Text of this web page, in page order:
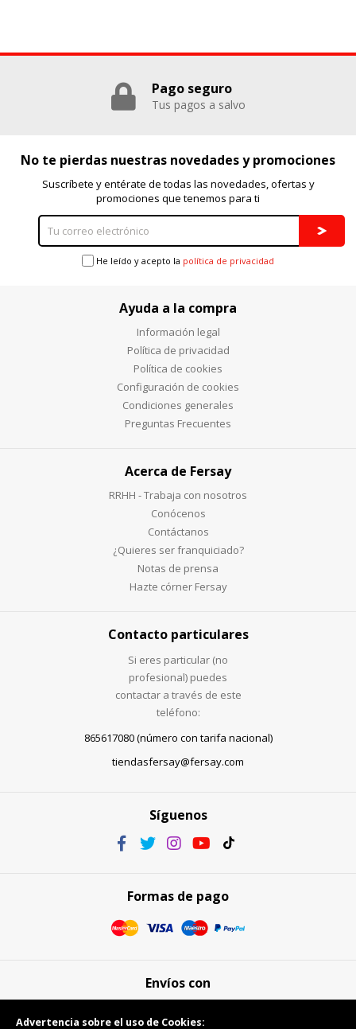
Pago seguro
Tus pagos a salvo
No te pierdas nuestras novedades y promociones
Suscríbete y entérate de todas las novedades, ofertas y
promociones que tenemos para ti
He leído y acepto la política de privacidad
Ayuda a la compra
Información legal
Política de privacidad
Política de cookies
Configuración de cookies
Condiciones generales
Preguntas Frecuentes
Acerca de Fersay
RRHH - Trabaja con nosotros
Conócenos
Contáctanos
¿Quieres ser franquiciado?
Notas de prensa
Hazte córner Fersay
Contacto particulares
Si eres particular (no
profesional) puedes
contactar a través de este
teléfono:
865617080 (número con tarifa nacional)
tiendasfersay@fersay.com
Síguenos
Formas de pago
Envíos con
Advertencia sobre el uso de Cookies: